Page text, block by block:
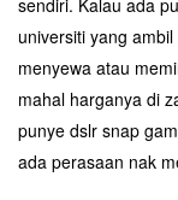
universiti yang
menyewa atau
mahal harganya di
punye dslr snap
ada perasaan nak